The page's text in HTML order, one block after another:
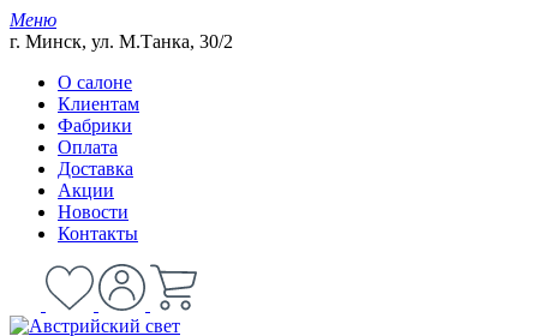
Меню
г. Минск, ул. М.Танка, 30/2
О салоне
Клиентам
Фабрики
Оплата
Доставка
Акции
Новости
Контакты